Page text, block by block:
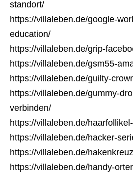
standort/
https://villaleben.de/google-
education/
https://villaleben.de/grip-
https://villaleben.de/gsm55-
https://villaleben.de/guilty-
https://villaleben.de/gummy-
verbinden/
https://villaleben.de/
https://villaleben.de/hacker-
https://villaleben.de/
https://villaleben.de/handy-